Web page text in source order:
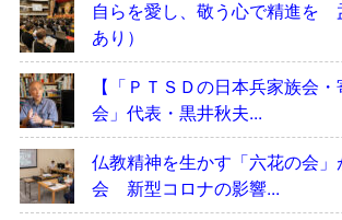
自らを愛し、敬う心で精進を
あり）
【「ＰＴＳＤの日本兵家族会
会」代表・黒井秋夫...
仏教精神を生かす「六花の会」
会 新型コロナの影響...